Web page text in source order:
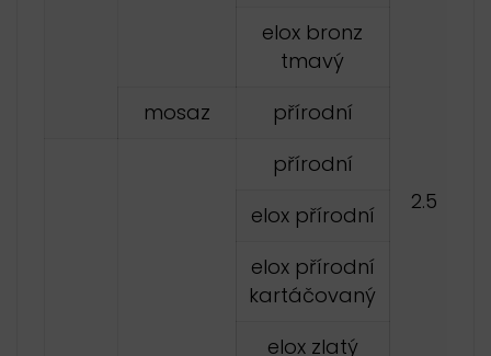
2.5
elox bronz
tmavý
mosaz
přírodní
přírodní
elox přírodní
elox přírodní
kartáčovaný
elox zlatý